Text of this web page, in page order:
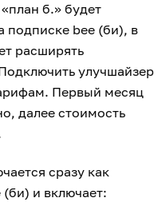
б.» будет
подписке bee (би), в
расширять
улучшайзер
Первый месяц
далее стоимость
сразу как
и включает: